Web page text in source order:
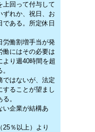
回って付与して
ずれか、祝日、お
ある。所定休日
働割増手当が発
働にはその必要は
より週40時間を超
はないが、法定
することが望まし
。
企業が結構あ
％以上）より